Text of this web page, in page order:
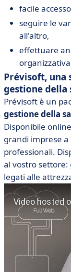
facile
seguire le
all'altro,
effettuare
Prévisoft, una
gestione della
Prévisoft è un
gestione della
Disponibile
grandi imprese
professionali.
al vostro settore:
legati alle